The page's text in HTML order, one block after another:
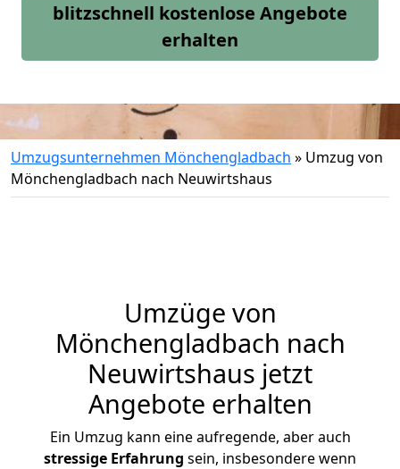
blitzschnell kostenlose Angebote
erhalten
Umzugsunternehmen Mönchengladbach » Umzug von
Mönchengladbach nach Neuwirtshaus
Umzüge von
Mönchengladbach nach
Neuwirtshaus jetzt
Angebote erhalten
Ein Umzug kann eine aufregende, aber auch
stressige Erfahrung sein, insbesondere wenn